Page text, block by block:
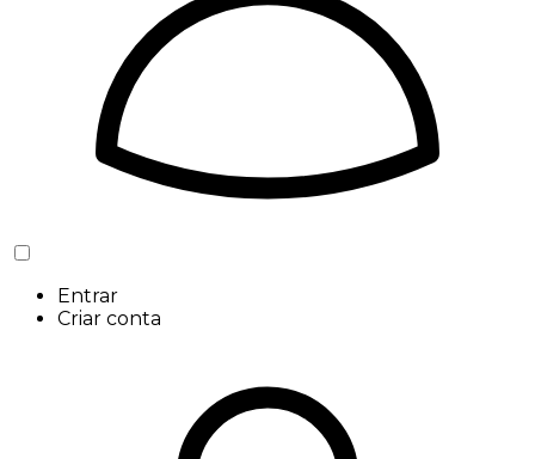
Entrar
Criar conta